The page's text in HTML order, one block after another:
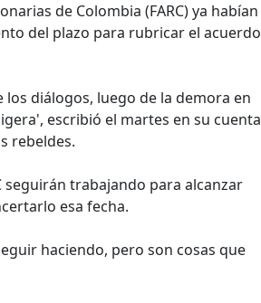
de Colombia (FARC) ya habían
del plazo para rubricar el acuerdo
diálogos, luego de la demora en
escribió el martes en su cuenta
rebeldes.
seguirán trabajando para alcanzar
esa fecha.
haciendo, pero son cosas que